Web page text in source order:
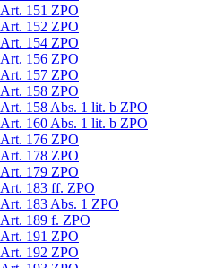
Art. 151 ZPO
Art. 152 ZPO
Art. 154 ZPO
Art. 156 ZPO
Art. 157 ZPO
Art. 158 ZPO
Art. 158 Abs. 1 lit. b ZPO
Art. 160 Abs. 1 lit. b ZPO
Art. 176 ZPO
Art. 178 ZPO
Art. 179 ZPO
Art. 183 ff. ZPO
Art. 183 Abs. 1 ZPO
Art. 189 f. ZPO
Art. 191 ZPO
Art. 192 ZPO